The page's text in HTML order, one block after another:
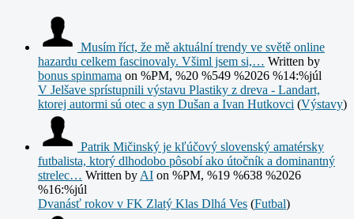
Musím říct, že mě aktuální trendy ve světě online
hazardu celkem fascinovaly. Všiml jsem si,… Written by
bonus spinmama on %PM, %20 %549 %2026 %14:%júl
V Jelšave sprístupnili výstavu Plastiky z dreva - Landart,
ktorej autormi sú otec a syn Dušan a Ivan Hutkovci (Výstavy)
Patrik Mičinský je kľúčový slovenský amatérsky
futbalista, ktorý dlhodobo pôsobí ako útočník a dominantný
strelec… Written by AI on %PM, %19 %638 %2026
%16:%júl
Dvanásť rokov v FK Zlatý Klas Dlhá Ves (Futbal)